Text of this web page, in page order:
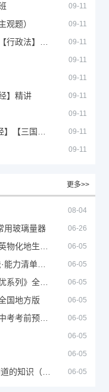
09-11
观题） 09-11
09-11
09-11
09-11
】精讲 09-11
09-11
09-11
09-11
更多>>
08-04
用玻璃量器 06-26
06-05
06-05
06-05
国地方版 06-05
06-05
06-05
06-05
06-05